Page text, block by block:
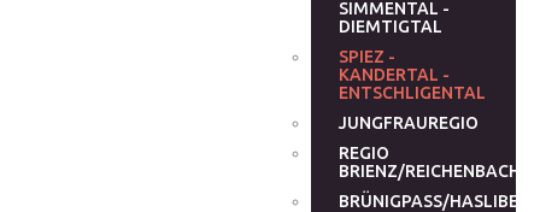
SIMMENTAL -
DIEMTIGTAL
SPIEZ -
KANDERTAL -
ENTSCHLIGENTAL
JUNGFRAUREGIO
REGIO
BRIENZ/
BRÜNIGPASS/HASLIBERG